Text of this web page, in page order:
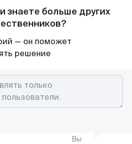
знаете больше других
— он поможет
решение
Вы